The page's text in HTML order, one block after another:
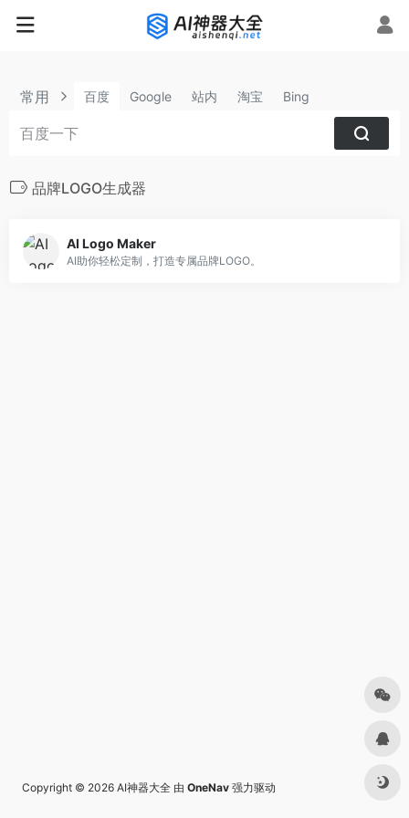
常用 百度 Google 站内 淘宝 Bing
品牌LOGO生成器
AI Logo Maker
AI助你轻松定制，打造专属品牌LOGO。
Copyright © 2026 AI神器大全 由 OneNav 强力驱动